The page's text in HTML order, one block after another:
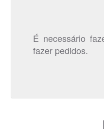
É necessário
fazer pedidos.